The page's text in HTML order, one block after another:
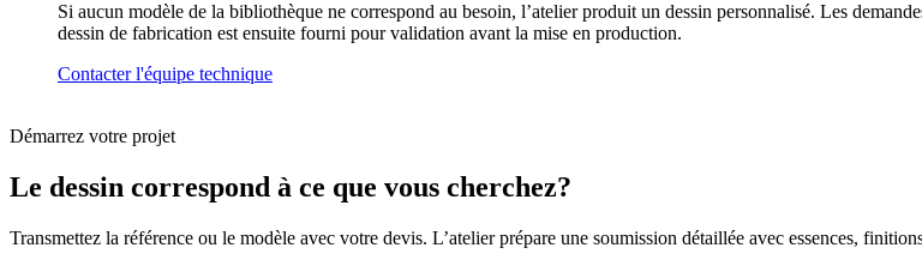
Si aucun modèle de la bibliothèque ne correspond au besoin, l’atelier produit un dessin personnalisé. Les
dessin de fabrication est ensuite fourni pour validation avant la mise en production.
Contacter l'équipe technique
Démarrez votre projet
Le dessin correspond à ce que vous cherchez?
Transmettez la référence ou le modèle avec votre devis. L’atelier prépare une soumission détaillée avec essences,